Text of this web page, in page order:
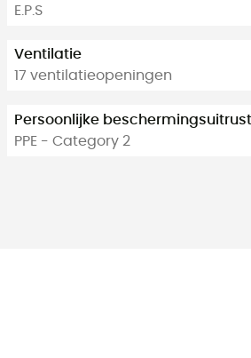
E.P.S
Ventilatie
17 ventilatieopeningen
Persoonlijke
PPE - Category 2